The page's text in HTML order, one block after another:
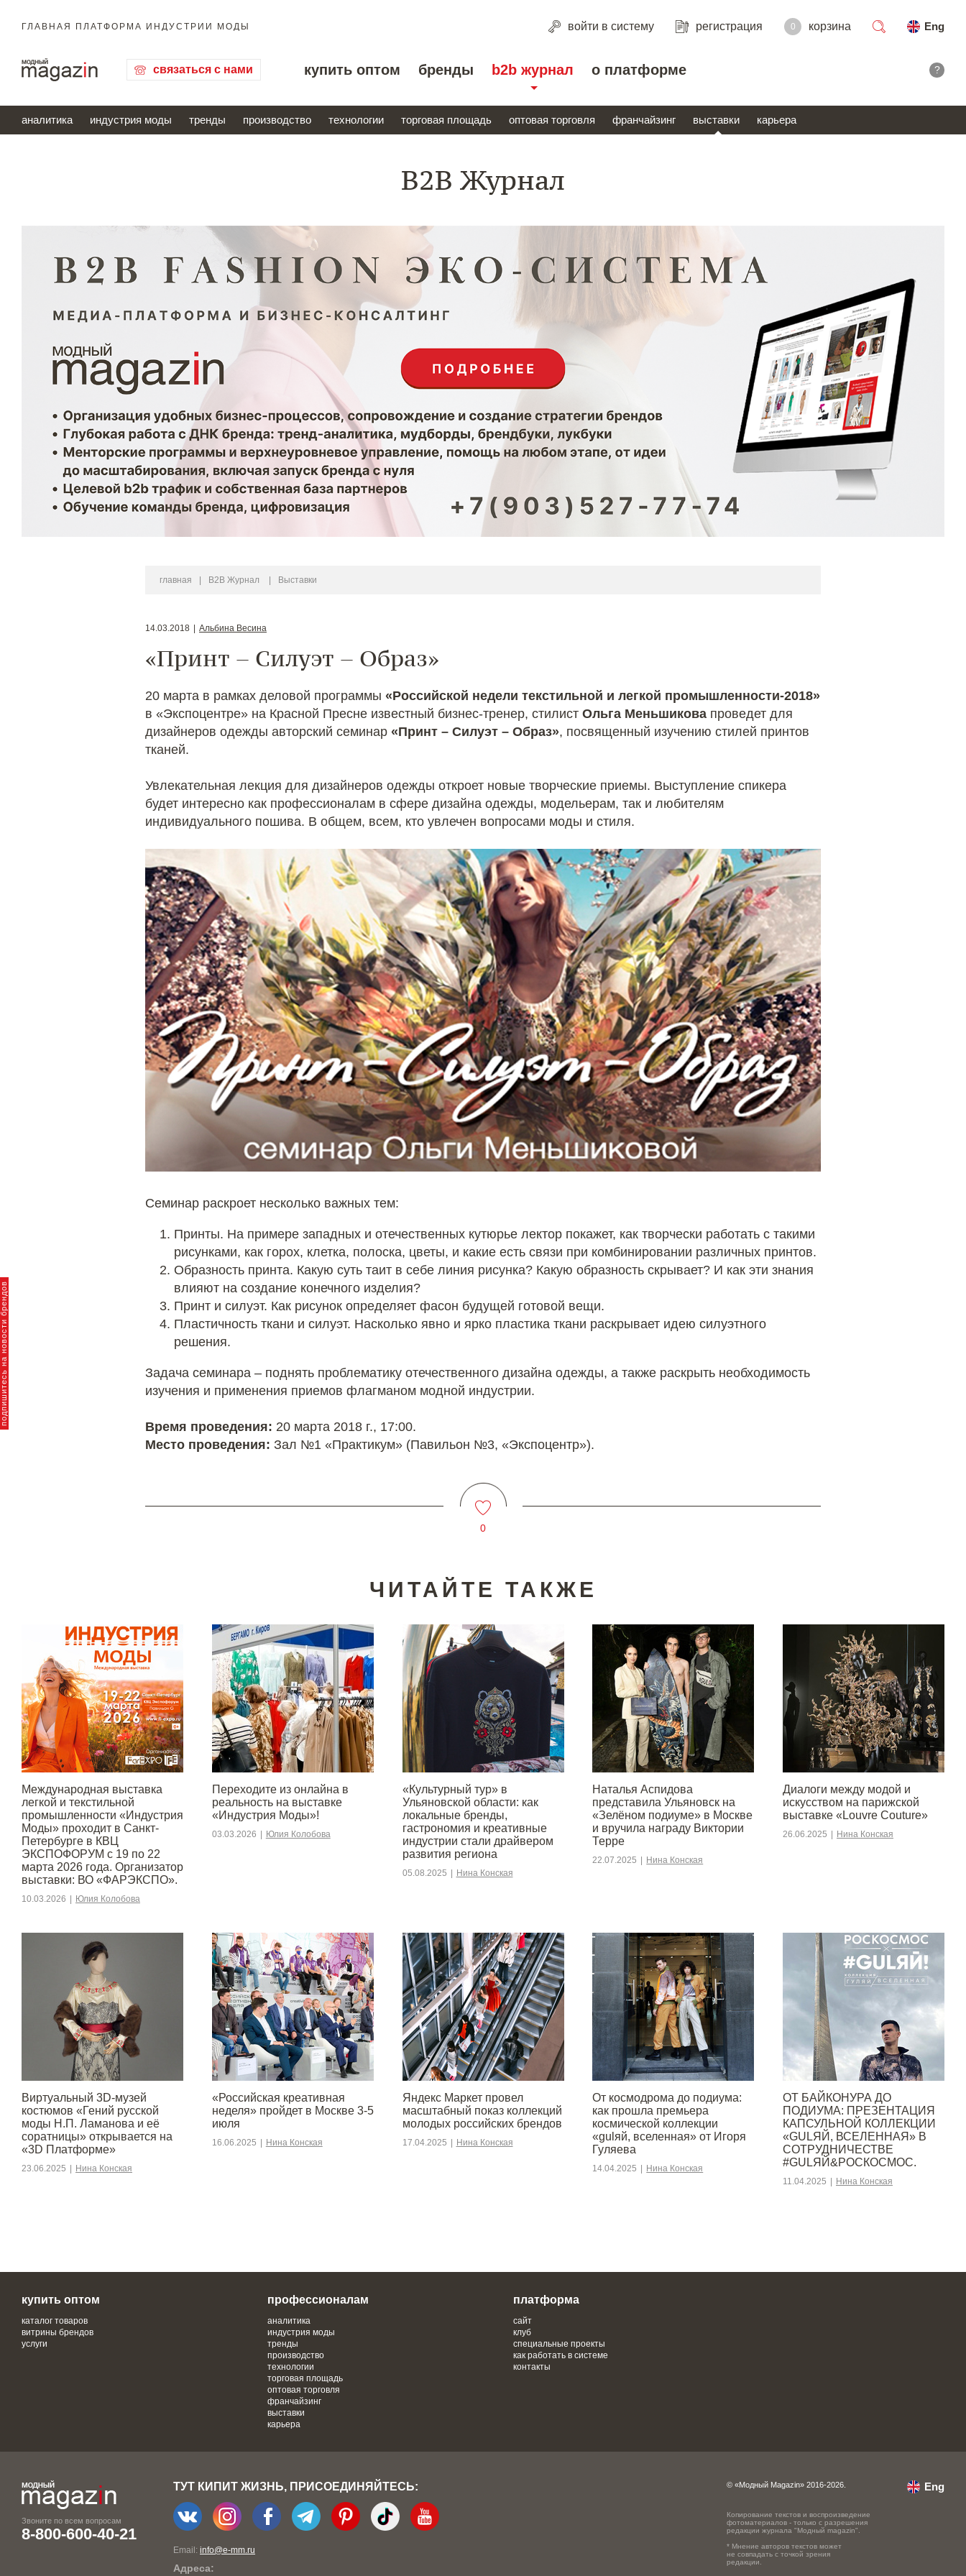
брендов
ГЛАВНАЯ ПЛАТФОРМА ИНДУСТРИИ МОДЫ войти в систему регистрация 0 корзина
Eng
связаться с нами купить оптом бренды b2b журнал о платформе ?
аналитика индустрия моды тренды производство технологии торговая площадь оптовая торговля франчайзинг выставки карьера
B2B Журнал
главная B2B Журнал Выставки
14.03.2018 Альбина Весина
«Принт – Силуэт – Образ»
20 марта в рамках деловой программы «Российской недели текстильной и легкой промышленности-2018»
в «Экспоцентре» на Красной Пресне известный бизнес-тренер, стилист Ольга Меньшикова проведет для
дизайнеров одежды авторский семинар «Принт – Силуэт – Образ», посвященный изучению стилей принтов
тканей.
Увлекательная лекция для дизайнеров одежды откроет новые творческие приемы. Выступление спикера
будет интересно как профессионалам в сфере дизайна одежды, модельерам, так и любителям
индивидуального пошива. В общем, всем, кто увлечен вопросами моды и стиля.
Семинар раскроет несколько важных тем:
Принты. На примере западных и отечественных кутюрье лектор покажет, как творчески работать с такими
рисунками, как горох, клетка, полоска, цветы, и какие есть связи при комбинировании различных принтов.
Образность принта. Какую суть таит в себе линия рисунка? Какую образность скрывает? И как эти знания
влияют на создание конечного изделия?
Принт и силуэт. Как рисунок определяет фасон будущей готовой вещи.
Пластичность ткани и силуэт. Насколько явно и ярко пластика ткани раскрывает идею силуэтного
решения.
Задача семинара – поднять проблематику отечественного дизайна одежды, а также раскрыть необходимость
изучения и применения приемов флагманом модной индустрии.
Время проведения: 20 марта 2018 г., 17:00.
Место проведения: Зал №1 «Практикум» (Павильон №3, «Экспоцентр»).
0
ЧИТАЙТЕ ТАКЖЕ
Международная выставка
легкой и текстильной
промышленности «Индустрия
Моды» проходит в Санкт-
Петербурге в КВЦ
ЭКСПОФОРУМ с 19 по 22
марта 2026 года. Организатор
выставки: ВО «ФАРЭКСПО».
10.03.2026 Юлия Колобова
Переходите из онлайна в
реальность на выставке
«Индустрия Моды»!
03.03.2026 Юлия Колобова
«Культурный тур» в
Ульяновской области: как
локальные бренды,
гастрономия и креативные
индустрии стали драйвером
развития региона
05.08.2025 Нина Конская
Наталья Аспидова
представила Ульяновск на
«Зелёном подиуме» в Москве
и вручила награду Виктории
Терре
22.07.2025 Нина Конская
Диалоги между модой и
искусством на парижской
выставке «Louvre Couture»
26.06.2025 Нина Конская
Виртуальный 3D-музей
костюмов «Гений русской
моды Н.П. Ламанова и её
соратницы» открывается на
«3D Платформе»
23.06.2025 Нина Конская
«Российская креативная
неделя» пройдет в Москве 3-5
июля
16.06.2025 Нина Конская
Яндекс Маркет провел
масштабный показ коллекций
молодых российских брендов
17.04.2025 Нина Конская
От космодрома до подиума:
как прошла премьера
космической коллекции
«gulяй, вселенная» от Игоря
Гуляева
14.04.2025 Нина Конская
ОТ БАЙКОНУРА ДО
ПОДИУМА: ПРЕЗЕНТАЦИЯ
КАПСУЛЬНОЙ КОЛЛЕКЦИИ
«GULЯЙ, ВСЕЛЕННАЯ» В
СОТРУДНИЧЕСТВЕ
#GULЯЙ&РОСКОСМОС.
11.04.2025 Нина Конская
купить оптом
каталог товаров
витрины брендов
услуги
профессионалам
аналитика
индустрия моды
тренды
производство
технологии
торговая площадь
оптовая торговля
франчайзинг
выставки
карьера
платформа
сайт
клуб
специальные проекты
как работать в системе
контакты
Звоните по всем вопросам
8-800-600-40-21
ТУТ КИПИТ ЖИЗНЬ, ПРИСОЕДИНЯЙТЕСЬ:
Email: info@e-mm.ru
Адреса:
© «Модный Magazin» 2016-2026.
Копирование текстов и воспроизведение
фотоматериалов - только с разрешения
редакции журнала "Модный magazin".
* Мнение авторов текстов может
не совпадать с точкой зрения
редакции.
Eng